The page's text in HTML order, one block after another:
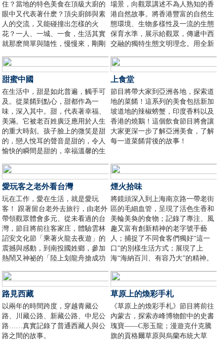
住？當地的特色美食在頂級大廚的
眼中又代表著什麽？頂尖廚師與素
人的交流，又能碰撞出怎樣的火
花？一人、一城、一食，生活其實
就那麽簡單與隨性，慢慢來，剛剛
場景，向觀眾講述不為人熟知的香
港自然故事。將香港豐富的自然生
態環境、生物多樣性及一流的生態
保育水準，展示給觀眾，傳遞中西
交融的獨特生態文明理念。用全新
提供極具療癒感的視聽享受，展現
香港的魅力。
甜蜜中國
在生活中，甜是如此普遍，觸手可
及。從菜餚到點心，甜都作為一
味，深入其中。甜，代表著幸福、
美滿。它被老百姓廣泛應用於人生
的重大時刻。孩子臉上的微笑是甜
的，戀人悅耳的聲音是甜的，令人
愉快的瞬間是甜的，幸福溫馨的生
上食堂
節目將帶大家到亞洲各地，探索道
地的菜餚！這系列的美食包括新加
坡道地的辣椒螃蟹，印度香料以及
香港的燒鵝！這個飲食節目將會讓
大家更深一步了解亞洲美食，了解
每一道菜餚背後的故事！
愛玩客之老外看台灣
玩在工作，愛在生活，就是愛玩
客！ 跟著留台老外去旅行，由老外
帶領觀眾體會多元、從未看過的台
灣，節目將前往客家庄，體驗雲林
詔安文化節「乘著火龍去夜遊」的
震撼與感動，到南投國姓鄉，參加
熱鬧又神祕的「陸上划龍舟搶成功
宴」的文化與傳統，更要前進台東
原民部落，帶領大家目擊從未看過
的排灣族五年祭刺福球活動。
煙火拾味
將鏡頭深入到上海南京路一帶老街
區的毛細血管，呈現了活色生香和
美輪美奐的食物；記錄了專注、風
趣又富有創新精神的老字號手藝
人；捕捉了不同食客們獨好“這一
口”的別樣生活方式；展現了上
海“海納百川、有容乃大”的精神。
路見西藏
以兩年的時間跨度，穿越青藏公
路、川藏公路、新藏公路、中尼公
路……真實記錄了普通西藏人與公
路之間的故事。
草原上的煥彩手札
《草原上的煥彩手札》節目將前往
內蒙古，探索赤峰博物館中的史書
瑰寶——C形玉龍；漫遊克什克騰
旗的貢格爾草原與烏蘭布統大草